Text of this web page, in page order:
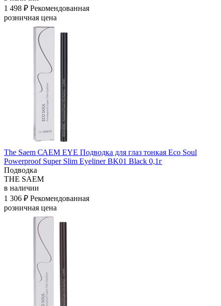
1 498 ₽ Рекомендованная
розничная цена
The Saem САЕМ EYE Подводка для глаз тонкая Eco Soul
Powerproof Super Slim Eyeliner BK01 Black 0,1г
Подводка
THE SAEM
в наличии
1 306 ₽ Рекомендованная
розничная цена